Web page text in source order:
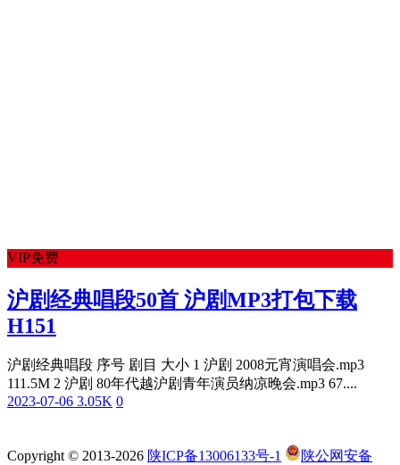
VIP免费
沪剧经典唱段50首 沪剧MP3打包下载
H151
沪剧经典唱段 序号 剧目 大小 1 沪剧 2008元宵演唱会.mp3
111.5M 2 沪剧 80年代越沪剧青年演员纳凉晚会.mp3 67....
2023-07-06 3.05K 0
Copyright © 2013-2026 陕ICP备13006133号-1
陕公网安备